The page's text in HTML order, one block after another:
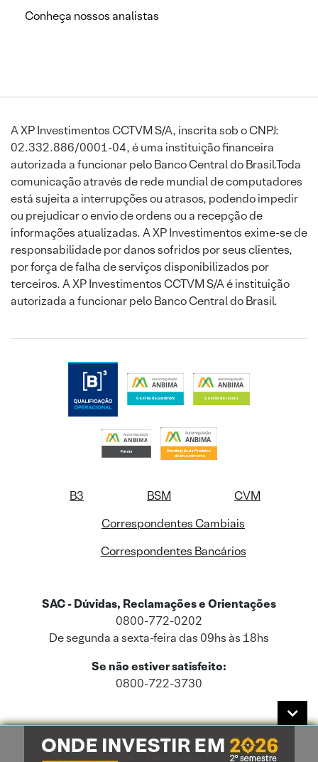
Conheça nossos analistas
A XP Investimentos CCTVM S/A, inscrita sob o CNPJ:
02.332.886/0001-04, é uma instituição financeira
autorizada a funcionar pelo Banco Central do Brasil.Toda
comunicação através de rede mundial de computadores
está sujeita a interrupções ou atrasos, podendo impedir
ou prejudicar o envio de ordens ou a recepção de
informações atualizadas. A XP Investimentos exime-se de
responsabilidade por danos sofridos por seus clientes,
por força de falha de serviços disponibilizados por
terceiros. A XP Investimentos CCTVM S/A é instituição
autorizada a funcionar pelo Banco Central do Brasil.
B3 BSM
CVM
Correspondentes Cambiais
Correspondentes Bancários
SAC - Dúvidas, Reclamações e Orientações
0800-772-0202
De segunda a sexta-feira das 09hs às 18hs
Se não estiver satisfeito:
0800-722-3730
Este site usa cookies e dados pessoais de acordo com a nossaPolítica de
Cookies
e a nossaPolítica de Privacidade.